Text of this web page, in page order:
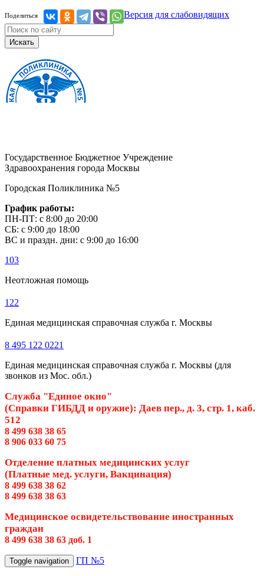
Поделиться Версия для слабовидящих
Искать
Государственное Бюджетное Учреждение
Здравоохранения города Москвы
Городская Поликлиника №5
График работы:
ПН-ПТ: с 8:00 до 20:00
СБ: с 9:00 до 18:00
ВС и праздн. дни: с 9:00 до 16:00
103
Неотложная помощь
122
Единая медицинская справочная служба г. Москвы
8 495 122 0221
Единая медицинская справочная служба г. Москвы (для
звонков из Мос. обл.)
Служба "Единое окно"
(Справки ГИБДД и оружие): Даев пер., д. 3, стр. 1, каб.
512
8 499 638 38 65
8 906 033 60 75
Отделение платных медицинских услуг
(Платные мед. услуги, Вакцинация)
8 499 638 38 62
8 499 638 38 63
Медицинское освидетельствование иностранных
граждан
8 499 638 38 63 доб. 1
Toggle navigation ГП №5